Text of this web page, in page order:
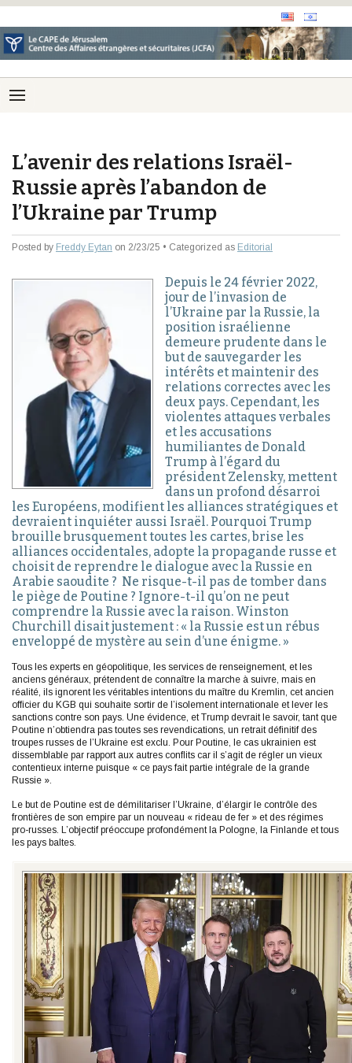
L’avenir des relations Israël-
Russie après l’abandon de
l’Ukraine par Trump
Posted by Freddy Eytan on 2/23/25 • Categorized as Editorial
Depuis le 24 février 2022,
jour de l’invasion de
l’Ukraine par la Russie, la
position israélienne
demeure prudente dans le
but de sauvegarder les
intérêts et maintenir des
relations correctes avec les
deux pays. Cependant, les
violentes attaques verbales
et les accusations
humiliantes de Donald
Trump à l’égard du
président Zelensky, mettent
dans un profond désarroi
les Européens, modifient les alliances stratégiques et
devraient inquiéter aussi Israël. Pourquoi Trump
brouille brusquement toutes les cartes, brise les
alliances occidentales, adopte la propagande russe et
choisit de reprendre le dialogue avec la Russie en
Arabie saoudite ? Ne risque-t-il pas de tomber dans
le piège de Poutine ? Ignore-t-il qu’on ne peut
comprendre la Russie avec la raison. Winston
Churchill disait justement : « la Russie est un rébus
enveloppé de mystère au sein d’une énigme. »
Tous les experts en géopolitique, les services de renseignement, et les
anciens généraux, prétendent de connaître la marche à suivre, mais en
réalité, ils ignorent les véritables intentions du maître du Kremlin, cet ancien
officier du KGB qui souhaite sortir de l’isolement internationale et lever les
sanctions contre son pays. Une évidence, et Trump devrait le savoir, tant que
Poutine n’obtiendra pas toutes ses revendications, un retrait définitif des
troupes russes de l’Ukraine est exclu. Pour Poutine, le cas ukrainien est
dissemblable par rapport aux autres conflits car il s’agit de régler un vieux
contentieux interne puisque « ce pays fait partie intégrale de la grande
Russie ».
Le but de Poutine est de démilitariser l’Ukraine, d’élargir le contrôle des
frontières de son empire par un nouveau « rideau de fer » et des régimes
pro-russes. L’objectif préoccupe profondément la Pologne, la Finlande et tous
les pays baltes.